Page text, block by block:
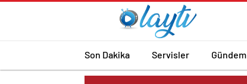
Son Dakika Servisler Gündem